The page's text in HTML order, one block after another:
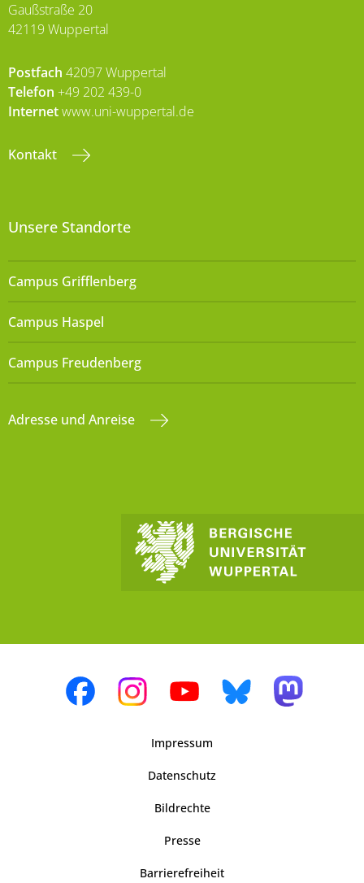
Gaußstraße 20
42119 Wuppertal
Postfach 42097 Wuppertal
Telefon +49 202 439-0
Internetwww.uni-wuppertal.de
Kontakt
Unsere Standorte
Campus Grifflenberg
Campus Haspel
Campus Freudenberg
Adresse und Anreise
Impressum
Datenschutz
Bildrechte
Presse
Barrierefreiheit